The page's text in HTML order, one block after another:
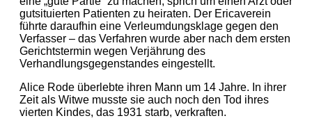
gutsituierten Patienten zu heiraten. Der Ericaverein
führte daraufhin eine Verleumdungsklage gegen den
Verfasser – das Verfahren wurde aber nach dem ersten
Gerichtstermin wegen Verjährung des
Verhandlungsgegenstandes eingestellt.
Alice Rode überlebte ihren Mann um 14 Jahre. In ihrer
Zeit als Witwe musste sie auch noch den Tod ihres
vierten Kindes, das 1931 starb, verkraften.